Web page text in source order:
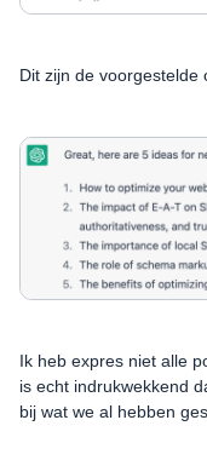
Dit zijn de voorgestelde
Ik heb expres niet alle
is echt indrukwekkend
bij wat we al hebben